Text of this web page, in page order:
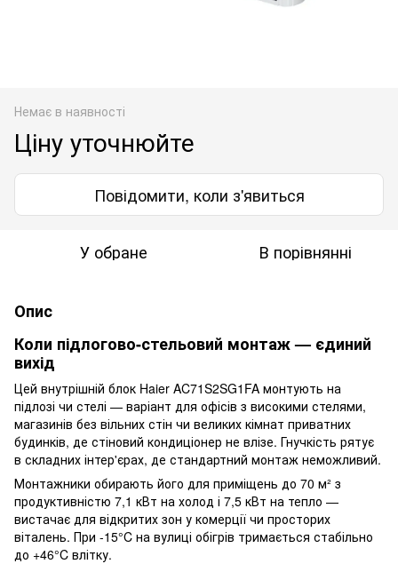
Немає в наявності
Ціну уточнюйте
Повідомити, коли з'явиться
У обране В порівнянні
Опис
Коли підлогово-стельовий монтаж — єдиний
вихід
Цей внутрішній блок Haier AC71S2SG1FA монтують на
підлозі чи стелі — варіант для офісів з високими стелями,
магазинів без вільних стін чи великих кімнат приватних
будинків, де стіновий кондиціонер не влізе. Гнучкість рятує
в складних інтер'єрах, де стандартний монтаж неможливий.
Монтажники обирають його для приміщень до 70 м² з
продуктивністю 7,1 кВт на холод і 7,5 кВт на тепло —
вистачає для відкритих зон у комерції чи просторих
віталень. При -15°C на вулиці обігрів тримається стабільно
до +46°C влітку.